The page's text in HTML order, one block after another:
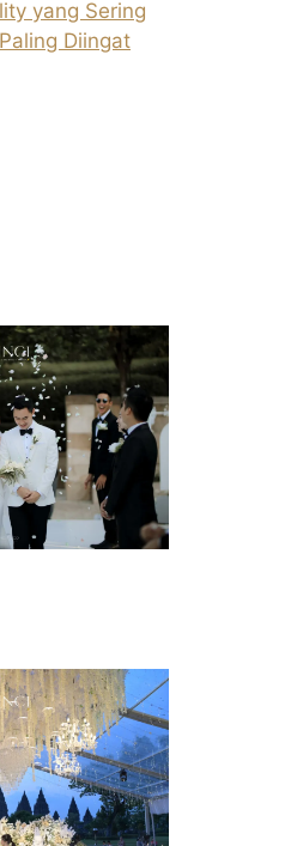
yang Sering
Diingat